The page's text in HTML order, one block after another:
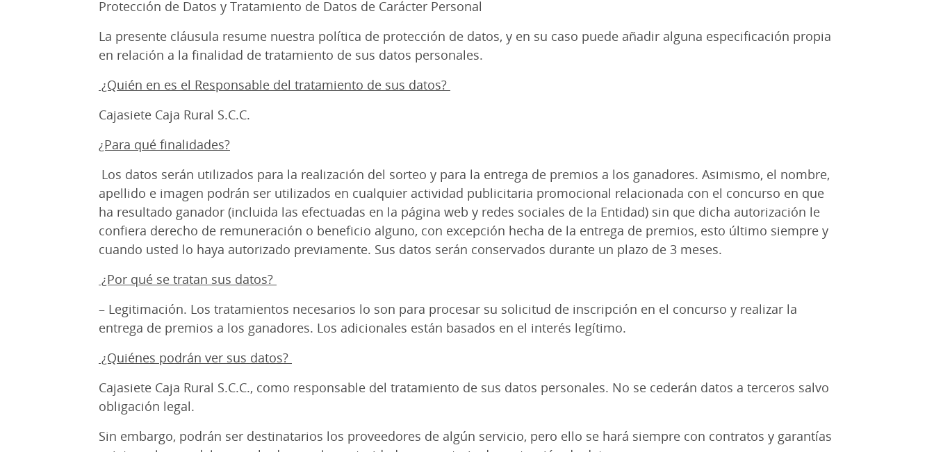
Protección de Datos y Tratamiento de Datos de Carácter Personal
La presente cláusula resume nuestra política de protección de datos, y en su caso puede añadir alguna especificación propia
en relación a la finalidad de tratamiento de sus datos personales.
¿Quién en es el Responsable del tratamiento de sus datos?
Cajasiete Caja Rural S.C.C.
¿Para qué finalidades?
Los datos serán utilizados para la realización del sorteo y para la entrega de premios a los ganadores. Asimismo, el nombre,
apellido e imagen podrán ser utilizados en cualquier actividad publicitaria promocional relacionada con el concurso en que
ha resultado ganador (incluida las efectuadas en la página web y redes sociales de la Entidad) sin que dicha autorización le
confiera derecho de remuneración o beneficio alguno, con excepción hecha de la entrega de premios, esto último siempre y
cuando usted lo haya autorizado previamente. Sus datos serán conservados durante un plazo de 3 meses.
¿Por qué se tratan sus datos?
– Legitimación. Los tratamientos necesarios lo son para procesar su solicitud de inscripción en el concurso y realizar la
entrega de premios a los ganadores. Los adicionales están basados en el interés legítimo.
¿Quiénes podrán ver sus datos?
Cajasiete Caja Rural S.C.C., como responsable del tratamiento de sus datos personales. No se cederán datos a terceros salvo
obligación legal.
Sin embargo, podrán ser destinatarios los proveedores de algún servicio, pero ello se hará siempre con contratos y garantías